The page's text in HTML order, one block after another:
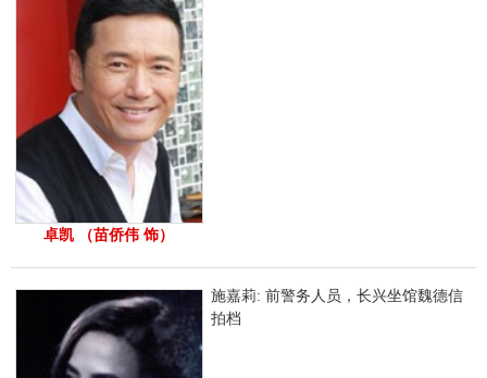
卓凯 （苗侨伟 饰）
施嘉莉: 前警务人员，长兴坐馆魏德信
拍档